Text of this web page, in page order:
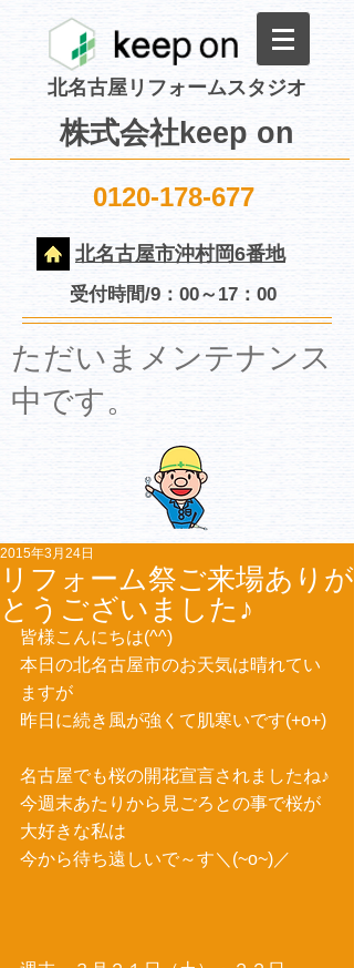
北名古屋リフォームスタジオ
株式会社keep on
0120-178-677
北名古屋市沖村岡6番地
受付時間/9：00～17：00
​ただいまメンテナンス
中です。
リフォーム祭ご来場ありが
とうございました♪
2015年3月24日
皆様こんにちは(^^)
本日の北名古屋市のお天気は晴れてい
ますが
昨日に続き風が強くて肌寒いです(+o+)
名古屋でも桜の開花宣言されましたね♪
今週末あたりから見ごろとの事で桜が
大好きな私は
今から待ち遠しいで～す＼(~o~)／